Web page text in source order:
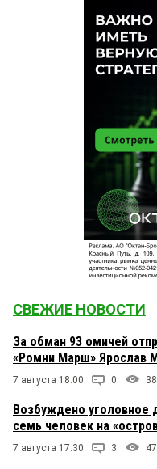
СВЕЖИЕ НОВОСТИ
За обман 93 омичей
«Ромни Марш» Ярослав
7 августа 18:00 0
Возбуждено
семь человек на
7 августа 17:30 3